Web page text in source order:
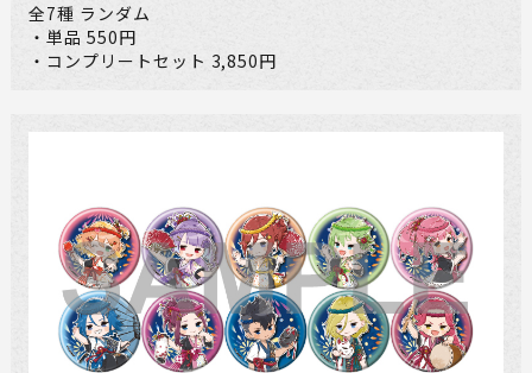
全7種 ランダム
・単品 550円
・コンプリートセット 3,850円